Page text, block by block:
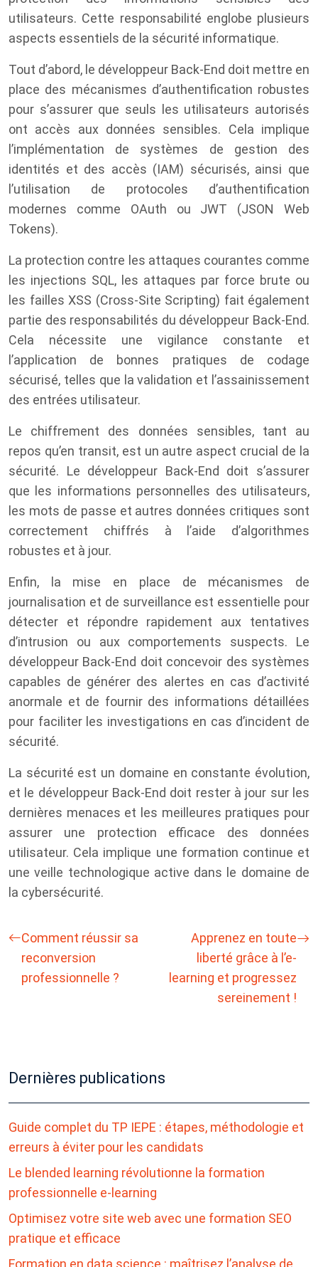
utilisateurs. Cette responsabilité englobe plusieurs
aspects essentiels de la sécurité informatique.
Tout d’abord, le développeur Back-End doit mettre en
place des mécanismes d’authentification robustes
pour s’assurer que seuls les utilisateurs autorisés
ont accès aux données sensibles. Cela implique
l’implémentation de systèmes de gestion des
identités et des accès (IAM) sécurisés, ainsi que
l’utilisation de protocoles d’authentification
modernes comme OAuth ou JWT (JSON Web
Tokens).
La protection contre les attaques courantes comme
les injections SQL, les attaques par force brute ou
les failles XSS (Cross-Site Scripting) fait également
partie des responsabilités du développeur Back-End.
Cela nécessite une vigilance constante et
l’application de bonnes pratiques de codage
sécurisé, telles que la validation et l’assainissement
des entrées utilisateur.
Le chiffrement des données sensibles, tant au
repos qu’en transit, est un autre aspect crucial de la
sécurité. Le développeur Back-End doit s’assurer
que les informations personnelles des utilisateurs,
les mots de passe et autres données critiques sont
correctement chiffrés à l’aide d’algorithmes
robustes et à jour.
Enfin, la mise en place de mécanismes de
journalisation et de surveillance est essentielle pour
détecter et répondre rapidement aux tentatives
d’intrusion ou aux comportements suspects. Le
développeur Back-End doit concevoir des systèmes
capables de générer des alertes en cas d’activité
anormale et de fournir des informations détaillées
pour faciliter les investigations en cas d’incident de
sécurité.
La sécurité est un domaine en constante évolution,
et le développeur Back-End doit rester à jour sur les
dernières menaces et les meilleures pratiques pour
assurer une protection efficace des données
utilisateur. Cela implique une formation continue et
une veille technologique active dans le domaine de
la cybersécurité.
Comment réussir sa
reconversion
professionnelle ?
Apprenez en toute
liberté grâce à l’e-
learning et progressez
sereinement !
Dernières publications
Guide complet du TP IEPE : étapes, méthodologie et
erreurs à éviter pour les candidats
Le blended learning révolutionne la formation
professionnelle e-learning
Optimisez votre site web avec une formation SEO
pratique et efficace
Formation en data science : maîtrisez l’analyse de